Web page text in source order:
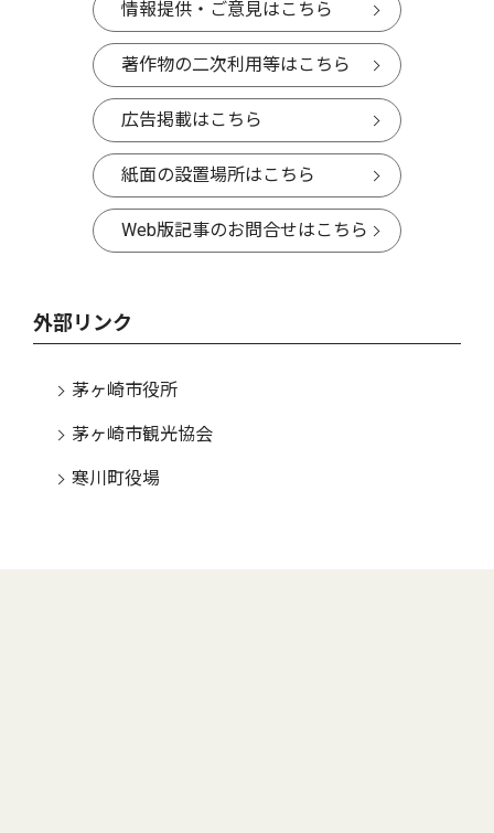
情報提供・ご意見はこちら
著作物の二次利用等はこちら
広告掲載はこちら
紙面の設置場所はこちら
Web版記事のお問合せはこちら
外部リンク
茅ヶ崎市役所
茅ヶ崎市観光協会
寒川町役場